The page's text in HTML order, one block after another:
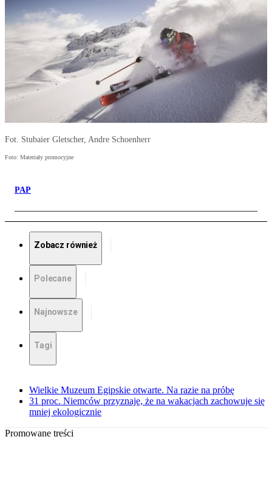
Fot. Stubaier Gletscher, Andre Schoenherr
Foto: Materiały promocyjne
PAP
Zobacz również
Polecane
Najnowsze
Tagi
Wielkie Muzeum Egipskie otwarte. Na razie na próbę
31 proc. Niemców przyznaje, że na wakacjach zachowuje się
mniej ekologicznie
Promowane treści